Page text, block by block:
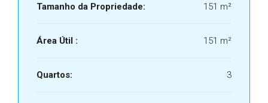
Tamanho da Propriedade: 151 m²
Área Útil : 151 m²
Quartos: 3